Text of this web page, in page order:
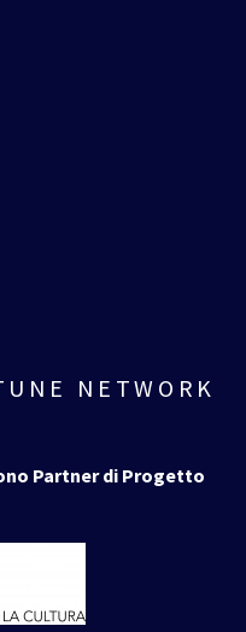
NETWORK
Partner di Progetto